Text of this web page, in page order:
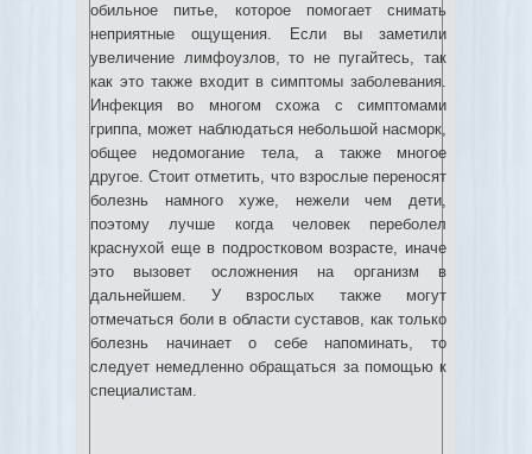
обильное питье, которое помогает снимать
неприятные ощущения. Если вы заметили
увеличение лимфоузлов, то не пугайтесь, так
как это также входит в симптомы заболевания.
Инфекция во многом схожа с симптомами
гриппа, может наблюдаться небольшой насморк,
общее недомогание тела, а также многое
другое. Стоит отметить, что взрослые переносят
болезнь намного хуже, нежели чем дети,
поэтому лучше когда человек переболел
краснухой еще в подростковом возрасте, иначе
это вызовет осложнения на организм в
дальнейшем. У взрослых также могут
отмечаться боли в области суставов, как только
болезнь начинает о себе напоминать, то
следует немедленно обращаться за помощью к
специалистам.